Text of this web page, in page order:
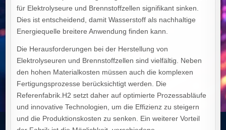
für Elektrolyseure und Brennstoffzellen signifikant sinken.
Dies ist entscheidend, damit Wasserstoff als nachhaltige
Energiequelle breitere Anwendung finden kann.
Die Herausforderungen bei der Herstellung von
Elektrolyseuren und Brennstoffzellen sind vielfältig. Neben
den hohen Materialkosten müssen auch die komplexen
Fertigungsprozesse berücksichtigt werden. Die
Referenfabrik.H2 setzt daher auf optimierte Prozessabläufe
und innovative Technologien, um die Effizienz zu steigern
und die Produktionskosten zu senken. Ein weiterer Vorteil